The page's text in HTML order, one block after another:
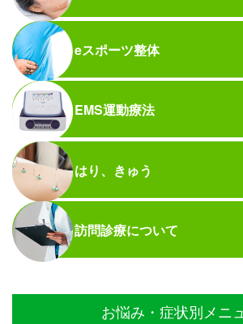
eスポーツ整体
EMS運動療法
はり、きゅう
訪問診療について
お悩み・症状別メニ